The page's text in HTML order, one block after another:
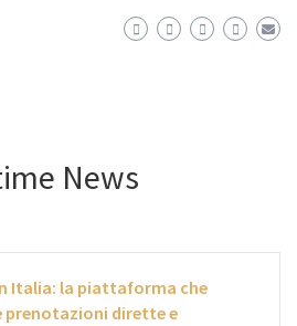
News
Italia: la piattaforma che
prenotazioni dirette e